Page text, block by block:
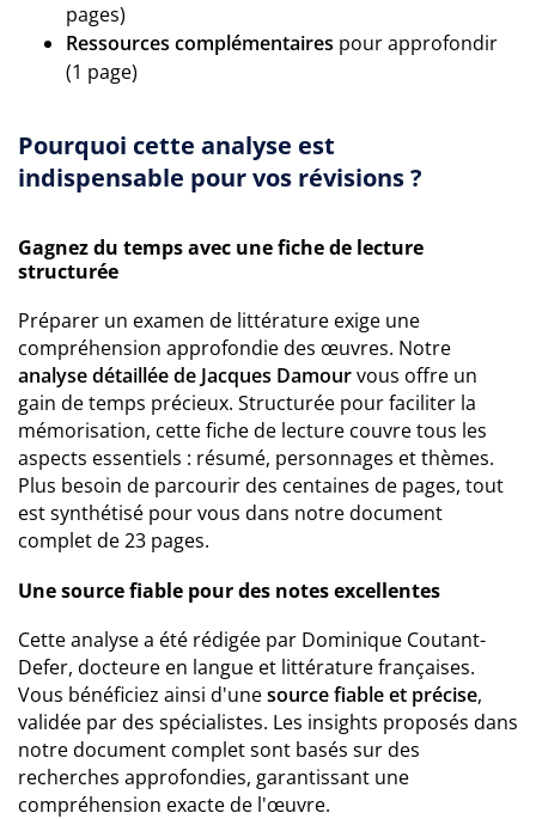
pages)
Ressources complémentaires pour approfondir
(1 page)
Pourquoi cette analyse est
indispensable pour vos révisions ?
Gagnez du temps avec une fiche de lecture
structurée
Préparer un examen de littérature exige une
compréhension approfondie des œuvres. Notre
analyse détaillée de Jacques Damourvous offre un
gain de temps précieux. Structurée pour faciliter la
mémorisation, cette fiche de lecture couvre tous les
aspects essentiels : résumé, personnages et thèmes.
Plus besoin de parcourir des centaines de pages, tout
est synthétisé pour vous dans notre document
complet de 23 pages.
Une source fiable pour des notes excellentes
Cette analyse a été rédigée par Dominique Coutant-
Defer, docteure en langue et littérature françaises.
Vous bénéficiez ainsi d'unesource fiable et précise,
validée par des spécialistes. Les insights proposés dans
notre document complet sont basés sur des
recherches approfondies, garantissant une
compréhension exacte de l'œuvre.